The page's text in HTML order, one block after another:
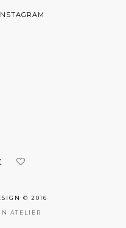
© 2016
ATELIER